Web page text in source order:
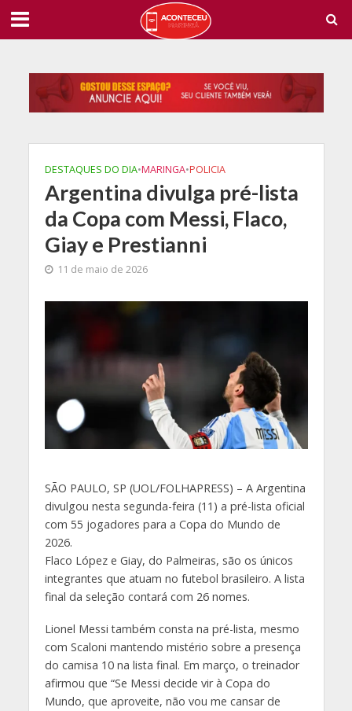
DESTAQUES DO DIA•MARINGA•POLICIA
Argentina divulga pré-lista
da Copa com Messi, Flaco,
Giay e Prestianni
11 de maio de 2026
SÃO PAULO, SP (UOL/FOLHAPRESS) – A Argentina
divulgou nesta segunda-feira (11) a pré-lista oficial
com 55 jogadores para a Copa do Mundo de
2026.
Flaco López e Giay, do Palmeiras, são os únicos
integrantes que atuam no futebol brasileiro. A lista
final da seleção contará com 26 nomes.
Lionel Messi também consta na pré-lista, mesmo
com Scaloni mantendo mistério sobre a presença
do camisa 10 na lista final. Em março, o treinador
afirmou que “Se Messi decide vir à Copa do
Mundo, que aproveite, não vou me cansar de